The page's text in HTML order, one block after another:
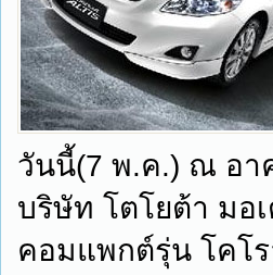
วันนี้(7 พ.ค.) ณ อา
บริษัท โตโยต้า มอ
คอมแพกต์รุ่น โคโ